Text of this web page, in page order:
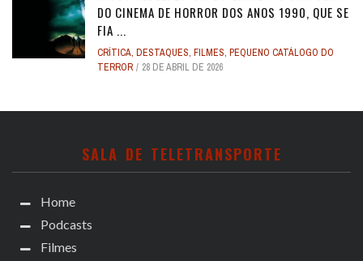
DO CINEMA DE HORROR DOS ANOS 1990, QUE SE
FIA ...
CRÍTICA, DESTAQUES, FILMES, PEQUENO CATÁLOGO DO
TERROR
28 DE ABRIL DE 2026
SALA DE TELETRANSPORTE
Home
Podcasts
Filmes